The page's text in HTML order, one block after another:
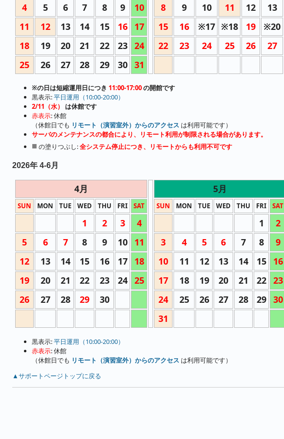
4 5 6 7 8 9 10 8 9 10 11 12 13
11
12 13 14 15 16 17 15 16 ※17 ※18 19 ※20
18
19 20 21 22 23 24 22 23 24 25 26 27
25
26 27 28 29 30 31
※の日は短縮運用日につき 11:00-17:00の開館です
黒表示:平日運用（10:00-20:00）
2/11（水）
は休館です
赤表示: 休館
（休館日でも リモート（演習室外）からのアクセス は利用可能です）
サーバのメンテナンスの都合により、リモート利用が制限される場合があります。
■ の塗りつぶし:全システム停止につき、リモートからも利用不可です
2026年 4-6月
4月 5月
SUN MON TUE WED THU FRI SAT SUN MON TUE WED THU FRI SAT
1 2 3 4 1 2
5
6 7 8 9 10 11 3 4 5 6 7 8 9
12
13 14 15 16 17 18 10 11 12 13 14 15 16
19
20 21 22 23 24 25 17 18 19 20 21 22 23
26
27 28 29 30 24 25 26 27 28 29 30
31
黒表示:平日運用（10:00-20:00）
赤表示: 休館
（休館日でも リモート（演習室外）からのアクセス は利用可能です）
▲サポートページトップに戻る